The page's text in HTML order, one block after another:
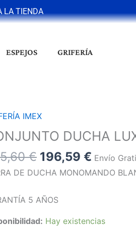
LA TIENDA
ESPEJOS GRIFERÍA
IMEX
DUCHA
€
El
precio
original
era:
265,60 €.
196,59 €
precio
actual
es:
196,59
Envío
DE DUCHA MONOMANDO
5 AÑOS
Hay existencias